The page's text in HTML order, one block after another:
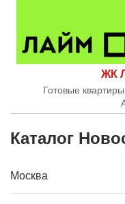
ЖК
Готовые
Каталог
Москва